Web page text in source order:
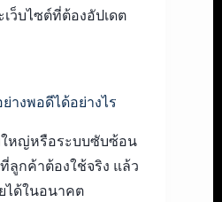
เว็บไซต์ที่ต้องอัปเดต
างพอดีได้อย่างไร
ใหญ่หรือระบบซับซ้อน
ลูกค้าต้องใช้จริง แล้ว
ได้ในอนาคต